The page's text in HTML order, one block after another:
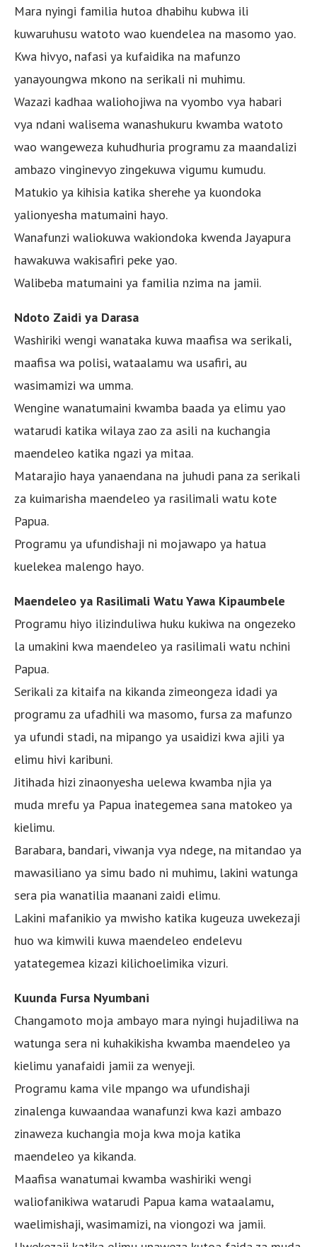
Mara nyingi familia hutoa dhabihu kubwa ili
kuwaruhusu watoto wao kuendelea na masomo yao.
Kwa hivyo, nafasi ya kufaidika na mafunzo
yanayoungwa mkono na serikali ni muhimu.
Wazazi kadhaa waliohojiwa na vyombo vya habari
vya ndani walisema wanashukuru kwamba watoto
wao wangeweza kuhudhuria programu za maandalizi
ambazo vinginevyo zingekuwa vigumu kumudu.
Matukio ya kihisia katika sherehe ya kuondoka
yalionyesha matumaini hayo.
Wanafunzi waliokuwa wakiondoka kwenda Jayapura
hawakuwa wakisafiri peke yao.
Walibeba matumaini ya familia nzima na jamii.
Ndoto Zaidi ya Darasa
Washiriki wengi wanataka kuwa maafisa wa serikali,
maafisa wa polisi, wataalamu wa usafiri, au
wasimamizi wa umma.
Wengine wanatumaini kwamba baada ya elimu yao
watarudi katika wilaya zao za asili na kuchangia
maendeleo katika ngazi ya mitaa.
Matarajio haya yanaendana na juhudi pana za serikali
za kuimarisha maendeleo ya rasilimali watu kote
Papua.
Programu ya ufundishaji ni mojawapo ya hatua
kuelekea malengo hayo.
Maendeleo ya Rasilimali Watu Yawa Kipaumbele
Programu hiyo ilizinduliwa huku kukiwa na ongezeko
la umakini kwa maendeleo ya rasilimali watu nchini
Papua.
Serikali za kitaifa na kikanda zimeongeza idadi ya
programu za ufadhili wa masomo, fursa za mafunzo
ya ufundi stadi, na mipango ya usaidizi kwa ajili ya
elimu hivi karibuni.
Jitihada hizi zinaonyesha uelewa kwamba njia ya
muda mrefu ya Papua inategemea sana matokeo ya
kielimu.
Barabara, bandari, viwanja vya ndege, na mitandao ya
mawasiliano ya simu bado ni muhimu, lakini watunga
sera pia wanatilia maanani zaidi elimu.
Lakini mafanikio ya mwisho katika kugeuza uwekezaji
huo wa kimwili kuwa maendeleo endelevu
yatategemea kizazi kilichoelimika vizuri.
Kuunda Fursa Nyumbani
Changamoto moja ambayo mara nyingi hujadiliwa na
watunga sera ni kuhakikisha kwamba maendeleo ya
kielimu yanafaidi jamii za wenyeji.
Programu kama vile mpango wa ufundishaji
zinalenga kuwaandaa wanafunzi kwa kazi ambazo
zinaweza kuchangia moja kwa moja katika
maendeleo ya kikanda.
Maafisa wanatumai kwamba washiriki wengi
waliofanikiwa watarudi Papua kama wataalamu,
waelimishaji, wasimamizi, na viongozi wa jamii.